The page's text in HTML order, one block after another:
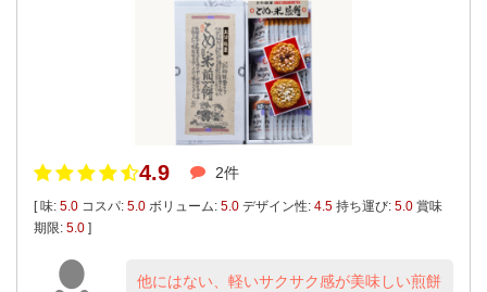
4.9 2件
[ 味: 5.0 コスパ: 5.0 ボリューム: 5.0 デザイン性: 4.5 持ち運び: 5.0 賞味
期限: 5.0 ]
他にはない、軽いサクサク感が美味しい煎餅